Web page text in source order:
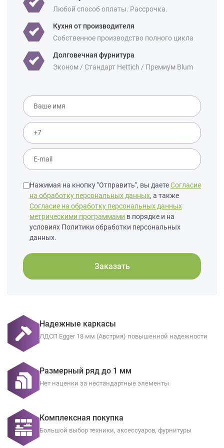
Площадь:
Любой способ оплаты. Рассрочка.
Кухня от производителя
Собственное производство полного цикла
Долговечная фурнитура
Эконом / Стандарт Hettich / Премиум Blum
Нажимая на кнопку "Отправить", вы даетеСогласие
на обработку персональных данных, а также
Согласие на обработку персональных данных
метрическими программами в порядке и на
условиях Политики обработки персональных
данных.
Заказать
Надежные каркасы
ЛДСП Egger 18 мм (Австрия) повышенной надежности
Размерный ряд до 1 мм
Нет наценки за нестандартные элементы
Комплексная покупка
Большой выбор техники, аксессуаров, фурнитуры